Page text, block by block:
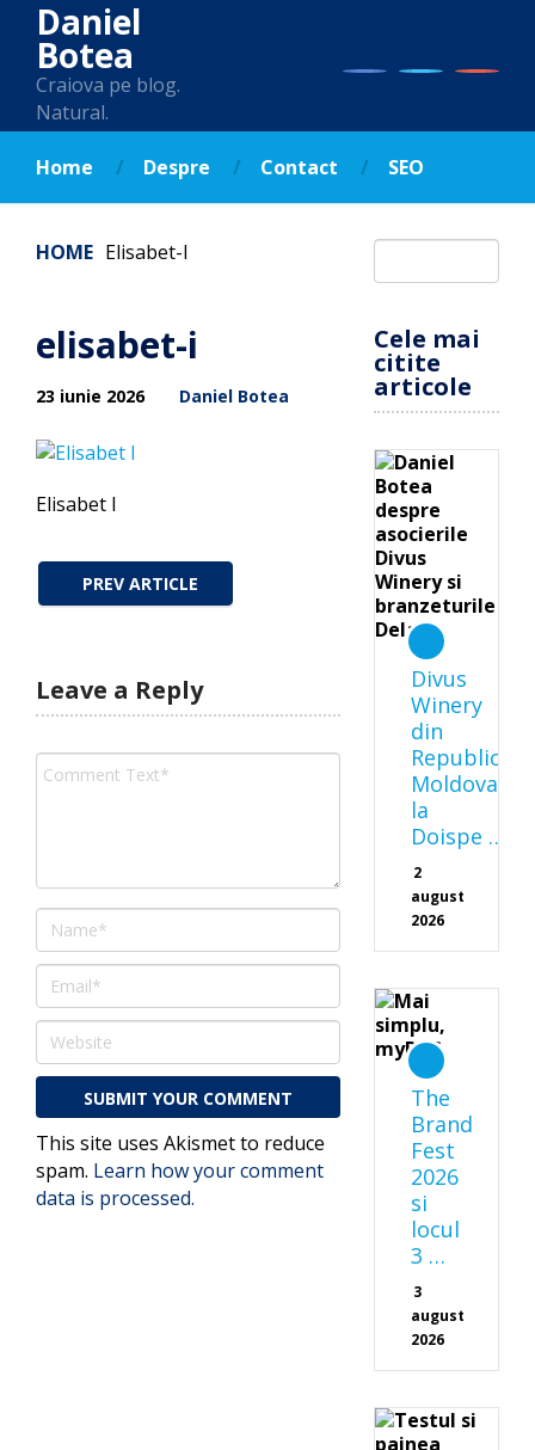
Daniel
Botea
Craiova pe blog.
Natural.
Home Despre Contact SEO
HOME Elisabet-I
elisabet-i
23 iunie 2026 Daniel Botea
Elisabet I
PREV ARTICLE
Leave a Reply
This site uses Akismet to reduce
spam. Learn how your comment
data is processed.
Cele mai
citite
articole
Divus
Winery
din
Republica
Moldova
la
Doispe …
2
august
2026
The
Brand
Fest
2026
si
locul
3 …
3
august
2026